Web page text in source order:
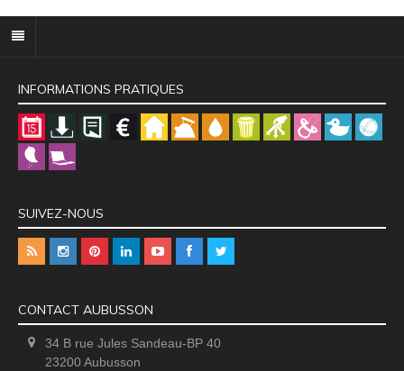
INFORMATIONS PRATIQUES
SUIVEZ-NOUS
CONTACT AUBUSSON
34 B rue Jules Sandeau-BP 40
23200 Aubusson